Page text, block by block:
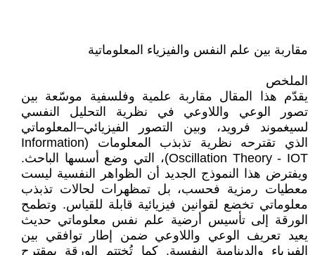
مقاربة بين علم النفس والفيزياء المعلوماتية
الملخص
‎ يقدّم هذا المقال مقاربة علمية وفلسفية موسّعة بين
تصور الوعي واللاوعي في نظرية التحليل النفسي
لسيغموند فرويد، وبين التصور الفيزيائي–المعلوماتي
الذي تقترحه نظرية تذبذب المعلومات (Information
Oscillation Theory - IOT)، التي وضع أسسها الباحث.
ويفترض هذا النموذج الجديد أن الظواهر النفسية ليست
معطيات رمزية فحسب، بل تمظهرات لحالات تذبذب
معلوماتي تخضع لقوانين فيزيائية قابلة للقياس. وتطمح
الورقة إلى تأسيس أرضية علم نفس معلوماتي حديث
يعيد تعريف الوعي واللاوعي ضمن إطار توافقي بين
الفيزياء والدينامية النفسية. كما تُختتم الورقة بمقترح